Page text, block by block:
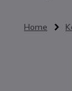
Home